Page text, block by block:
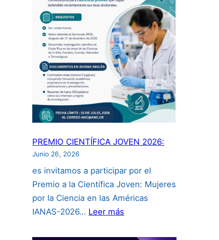
propiedad
intelectual
para
investigadores
incluyendo
uso
de
inteligencia
artificial”:
PREMIO CIENTÍFICA JOVEN 2026:
Junio 26, 2026
es invitamos a participar por el
Premio a la Científica Joven: Mujeres
por la Ciencia en las Américas
IANAS-2026… Leer más